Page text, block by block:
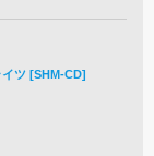
ツ [SHM-CD]